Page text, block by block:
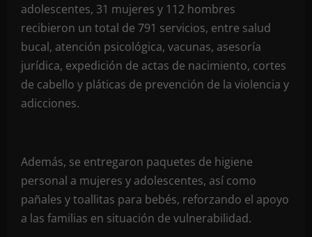
adolescentes, 31 mujeres y 112 hombres
recibieron un total de 791 servicios, entre salud
bucal, atención psicológica, vacunas, asesoría
jurídica, expedición de actas de nacimiento, cortes
de cabello y pláticas de prevención de la violencia y
adicciones.
Además, se entregaron paquetes de higiene
personal a mujeres y adolescentes, así como
pañales y toallitas para bebés, reforzando el apoyo
a las familias en situación de vulnerabilidad.